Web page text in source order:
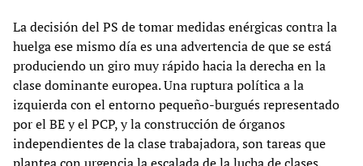
La decisión del PS de tomar medidas enérgicas contra la
huelga ese mismo día es una advertencia de que se está
produciendo un giro muy rápido hacia la derecha en la
clase dominante europea. Una ruptura política a la
izquierda con el entorno pequeño-burgués representado
por el BE y el PCP, y la construcción de órganos
independientes de la clase trabajadora, son tareas que
plantea con urgencia la escalada de la lucha de clases.